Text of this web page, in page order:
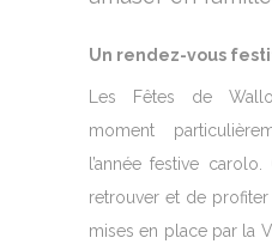
Un rendez-vous
Les Fêtes de
moment
l’année festive carolo.
retrouver et de
mises en place par la